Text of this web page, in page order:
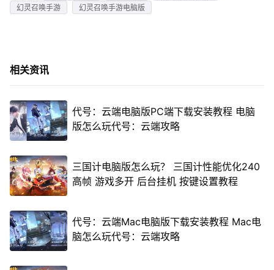
幻灵召唤手游
幻灵召唤手游电脑版
相关资讯
代号：云端电脑版PC端下载安装教程 电脑
版怎么玩代号：云端攻略
三国计电脑版怎么玩？ 三国计性能优化240
高帧 游戏多开 后台挂机 按键设置教程
代号：云端Mac电脑版下载安装教程 Mac电
脑怎么玩代号：云端攻略